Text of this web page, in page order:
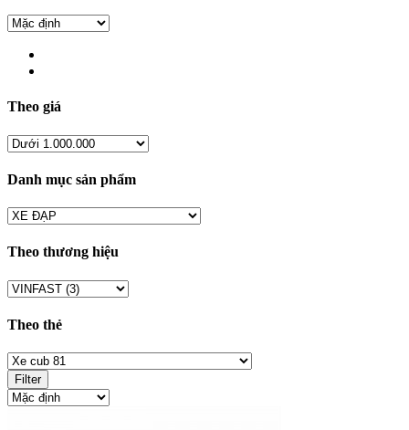
Theo giá
Danh mục sản phẩm
Theo thương hiệu
Theo thẻ
Filter